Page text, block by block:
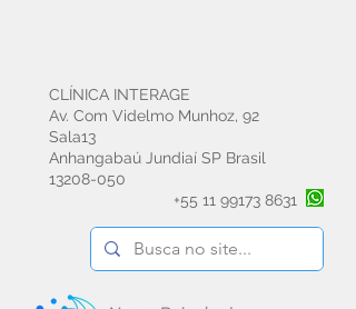
CLÍNICA INTERAGE
Av. Com Videlmo Munhoz, 92
Sala13
Anhangabaú Jundiaí SP Brasil
13208-050
+55 11 99173 8631